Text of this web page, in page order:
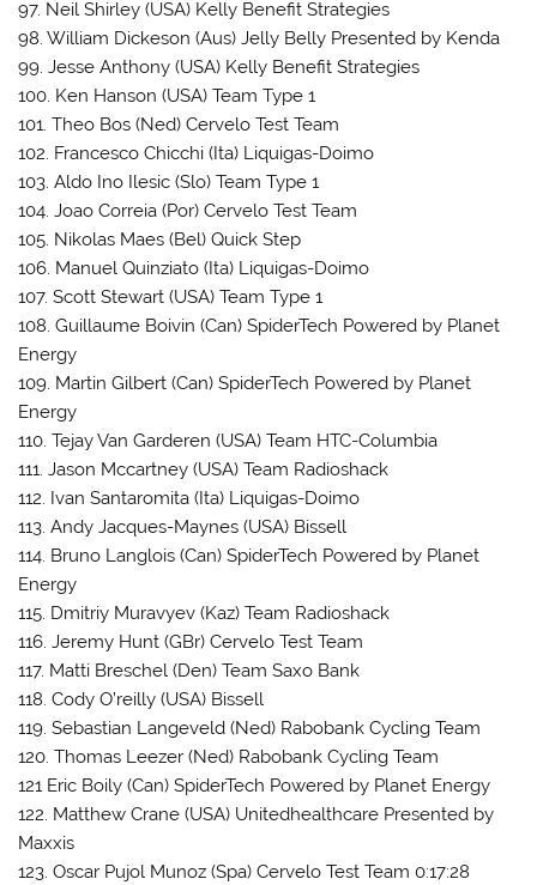
97. Neil Shirley (USA) Kelly Benefit Strategies
98. William Dickeson (Aus) Jelly Belly Presented by Kenda
99. Jesse Anthony (USA) Kelly Benefit Strategies
100. Ken Hanson (USA) Team Type 1
101. Theo Bos (Ned) Cervelo Test Team
102. Francesco Chicchi (Ita) Liquigas-Doimo
103. Aldo Ino Ilesic (Slo) Team Type 1
104. Joao Correia (Por) Cervelo Test Team
105. Nikolas Maes (Bel) Quick Step
106. Manuel Quinziato (Ita) Liquigas-Doimo
107. Scott Stewart (USA) Team Type 1
108. Guillaume Boivin (Can) SpiderTech Powered by Planet
Energy
109. Martin Gilbert (Can) SpiderTech Powered by Planet
Energy
110. Tejay Van Garderen (USA) Team HTC-Columbia
111. Jason Mccartney (USA) Team Radioshack
112. Ivan Santaromita (Ita) Liquigas-Doimo
113. Andy Jacques-Maynes (USA) Bissell
114. Bruno Langlois (Can) SpiderTech Powered by Planet
Energy
115. Dmitriy Muravyev (Kaz) Team Radioshack
116. Jeremy Hunt (GBr) Cervelo Test Team
117. Matti Breschel (Den) Team Saxo Bank
118. Cody O’reilly (USA) Bissell
119. Sebastian Langeveld (Ned) Rabobank Cycling Team
120. Thomas Leezer (Ned) Rabobank Cycling Team
121 Eric Boily (Can) SpiderTech Powered by Planet Energy
122. Matthew Crane (USA) Unitedhealthcare Presented by
Maxxis
123. Oscar Pujol Munoz (Spa) Cervelo Test Team 0:17:28